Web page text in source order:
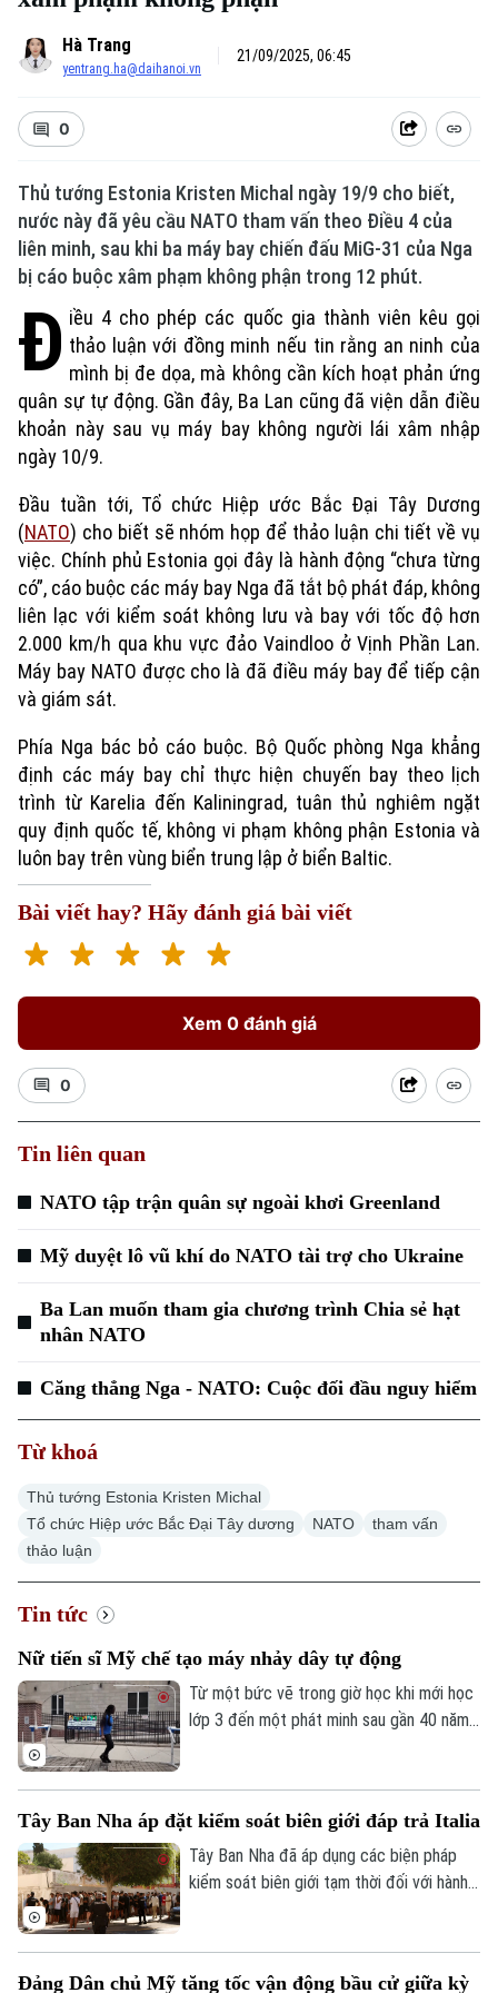
Xu hướng
Hà Trang
yentrang.ha@daihanoi.vn
21/09/2025, 06:45
0
Thủ tướng Estonia Kristen Michal ngày 19/9 cho biết,
nước này đã yêu cầu NATO tham vấn theo Điều 4 của
liên minh, sau khi ba máy bay chiến đấu MiG-31 của Nga
bị cáo buộc xâm phạm không phận trong 12 phút.
Đ iều 4 cho phép các quốc gia thành viên kêu gọi
thảo luận với đồng minh nếu tin rằng an ninh của
mình bị đe dọa, mà không cần kích hoạt phản ứng
quân sự tự động. Gần đây, Ba Lan cũng đã viện dẫn điều
khoản này sau vụ máy bay không người lái xâm nhập
ngày 10/9.
Đầu tuần tới, Tổ chức Hiệp ước Bắc Đại Tây Dương
(NATO) cho biết sẽ nhóm họp để thảo luận chi tiết về vụ
việc. Chính phủ Estonia gọi đây là hành động “chưa từng
có”, cáo buộc các máy bay Nga đã tắt bộ phát đáp, không
liên lạc với kiểm soát không lưu và bay với tốc độ hơn
2.000 km/h qua khu vực đảo Vaindloo ở Vịnh Phần Lan.
Máy bay NATO được cho là đã điều máy bay để tiếp cận
và giám sát.
Phía Nga bác bỏ cáo buộc. Bộ Quốc phòng Nga khẳng
định các máy bay chỉ thực hiện chuyến bay theo lịch
trình từ Karelia đến Kaliningrad, tuân thủ nghiêm ngặt
quy định quốc tế, không vi phạm không phận Estonia và
luôn bay trên vùng biển trung lập ở biển Baltic.
Bài viết hay? Hãy đánh giá bài viết
Xem 0 đánh giá
0
Tin liên quan
NATO tập trận quân sự ngoài khơi Greenland
Mỹ duyệt lô vũ khí do NATO tài trợ cho Ukraine
Ba Lan muốn tham gia chương trình Chia sẻ hạt
nhân NATO
Căng thẳng Nga - NATO: Cuộc đối đầu nguy hiểm
Từ khoá
Thủ tướng Estonia Kristen Michal
Tổ chức Hiệp ước Bắc Đại Tây dương
NATO
tham vấn
thảo luận
Tin tức
Nữ tiến sĩ Mỹ chế tạo máy nhảy dây tự động
Từ một bức vẽ trong giờ học khi mới học
lớp 3 đến một phát minh sau gần 40 năm
mang tên Jump Dreams không chỉ mở ra
trải nghiệm mới cho người yêu thích môn
nhảy dây đôi mà còn truyền cảm hứng về
Tây Ban Nha áp đặt kiểm soát biên giới đáp trả Italia
Tây Ban Nha đã áp dụng các biện pháp
kiểm soát biên giới tạm thời đối với hành
Đảng Dân chủ Mỹ tăng tốc vận động bầu cử giữa kỳ